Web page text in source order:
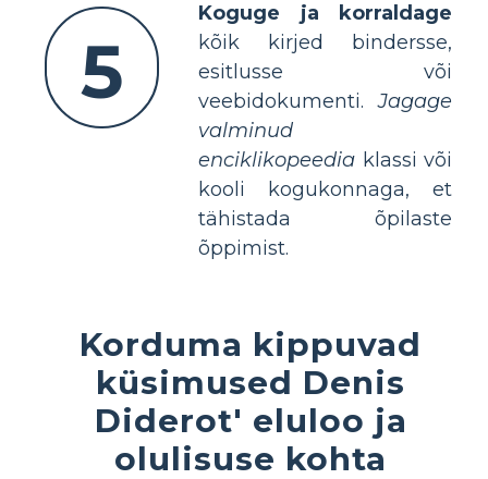
5
Koguge ja korraldage
kõik kirjed bindersse,
esitlusse või
veebidokumenti.Jagage
valminud
enciklikopeedia klassi või
kooli kogukonnaga, et
tähistada õpilaste
õppimist.
Korduma kippuvad
küsimused Denis
Diderot' eluloo ja
olulisuse kohta